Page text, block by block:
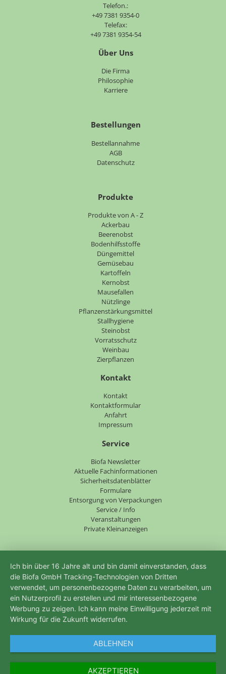
Telefon.:
+49 7381 9354-0
Telefax:
+49 7381 9354-54
Über Uns
Die Firma
Philosophie
Karriere
Bestellungen
Bestellannahme
AGB
Datenschutz
Produkte
Produkte von A - Z
Ackerbau
Beerenobst
Bodenhilfsstoffe
Düngemittel
Gemüsebau
Kartoffeln
Kernobst
Mausefallen
Nützlinge
Pflanzenstärkungsmittel
Stallhygiene
Steinobst
Vorratsschutz
Weinbau
Zierpflanzen
Kontakt
Kontakt
Kontaktformular
Anfahrt
Impressum
Service
Biofa Newsletter
Aktuelle Fachinformationen
Sicherheitsdatenblätter
Formulare
Entsorgung von Verpackungen
Service / Info
Veranstaltungen
Private Kleinanzeigen
Ich bin über 16 Jahre alt und bin damit einverstanden, dass
die Biofa GmbH Tracking-Technologien von Dritten
verwendet, um personenbezogene Daten zu verarbeiten, um
ein Nutzerprofil zu erstellen und mir interessenbezogene
Werbung zu zeigen. Ich kann meine Einwilligung jederzeit mit
Wirkung für die Zukunft widerrufen.
ABLEHNEN
AKZEPTIEREN